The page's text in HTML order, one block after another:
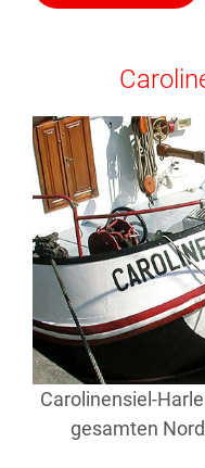
Carolinensiel-
gesamten